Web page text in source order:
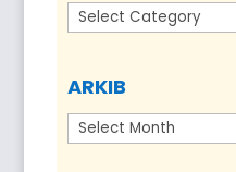
Kategori
ARKIB
Arkib